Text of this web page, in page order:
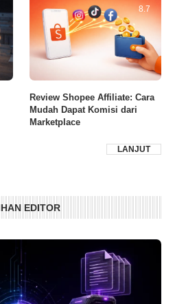
8.7
Review Shopee Affiliate: Cara
Mudah Dapat Komisi dari
Marketplace
LANJUT
EDITOR